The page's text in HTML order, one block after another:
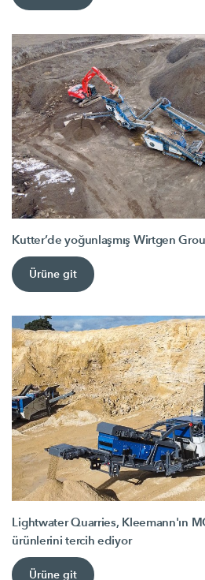
Kutter’de yoğunlaşmış Wirtgen
Ürüne git
Lightwater Quarries, Kleemann'ın
ürünlerini tercih ediyor
Ürüne git